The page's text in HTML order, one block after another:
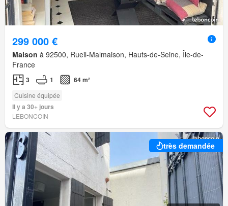
299 000 €
Maison à 92500, Rueil-Malmaison, Hauts-de-Seine, Île-de-
France
3 1 64 m²
Cuisine équipée
Il y a 30+ jours
LEBONCOIN
très demandée